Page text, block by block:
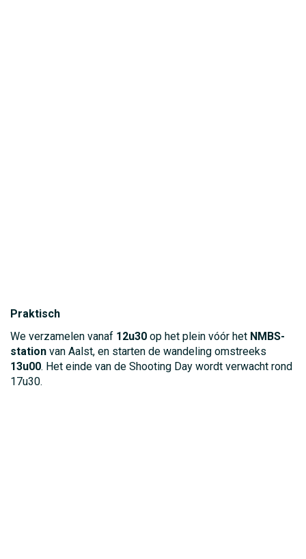
Praktisch
We verzamelen vanaf 12u30 op het plein vóór het NMBS-
station van Aalst, en starten de wandeling omstreeks
13u00. Het einde van de Shooting Day wordt verwacht rond
17u30.